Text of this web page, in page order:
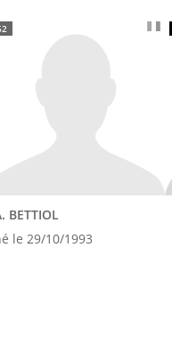
BETTIOL
le 29/10/1993